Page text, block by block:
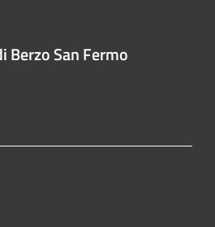
Berzo San Fermo